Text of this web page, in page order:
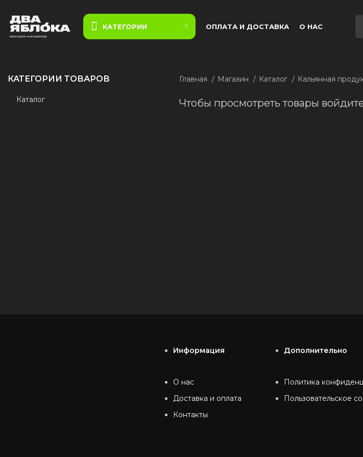
КАТЕГОРИИ ОПЛАТА И ДОСТАВКА О НАС
Главная Магазин Каталог Кальянная
Чтобы просмотреть товары
КАТЕГОРИИ ТОВАРОВ
Каталог
Информация
О нас
Доставка и оплата
Контакты
Дополнительно
Политика
Пользовательское